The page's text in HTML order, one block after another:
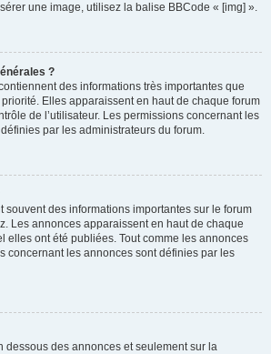
une image, utilisez la balise BBCode « [img] ».
?
des informations très importantes que
Elles apparaissent en haut de chaque forum
de l’utilisateur. Les permissions concernant les
par les administrateurs du forum.
souvent des informations importantes sur le forum
Les annonces apparaissent en haut de chaque
elles ont été publiées. Tout comme les annonces
concernant les annonces sont définies par les
dessous des annonces et seulement sur la